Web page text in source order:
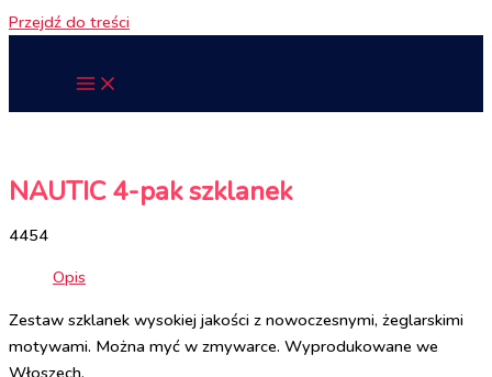
Przejdź do treści
NAUTIC 4-pak szklanek
4454
Opis
Zestaw szklanek wysokiej jakości z nowoczesnymi, żeglarskimi
motywami. Można myć w zmywarce. Wyprodukowane we
Włoszech.